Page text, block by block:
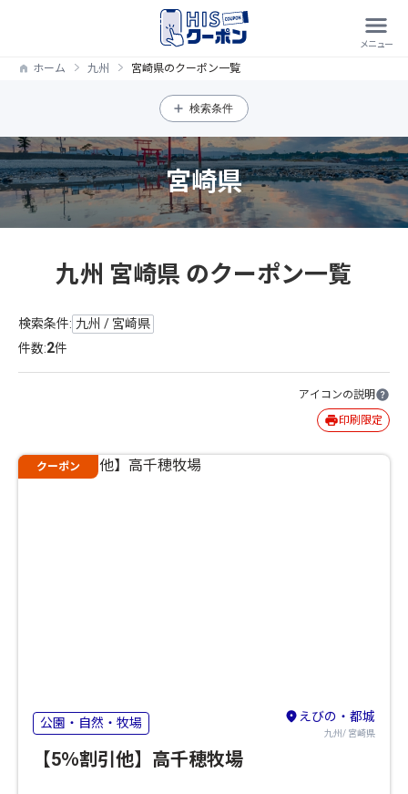
ホーム 九州 宮崎県のクーポン一覧
検索条件
宮崎県
九州 宮崎県 のクーポン一覧
検索条件: 九州 / 宮崎県
件数:2件
アイコンの説明
印刷限定
クーポン
公園・自然・牧場 えびの・都城
九州/ 宮崎県
【5％割引他】高千穂牧場